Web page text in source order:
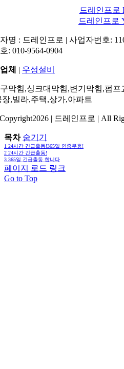
드레인프로
드레인프로
명 : 드레인프로 | 사업자번호:
: 010-9564-0904
체 | 우성설비
막힘,싱크대막힘,변기막힘,펌
장,빌라,주택,상가,아파트
| 드레인프로 | All
목차 숨기기
1 24시간 긴급출동!365일 연중무휴!
2 24시간 긴급출동!
3 365일 긴급출동 합니다
페이지 로드 링크
Go to Top